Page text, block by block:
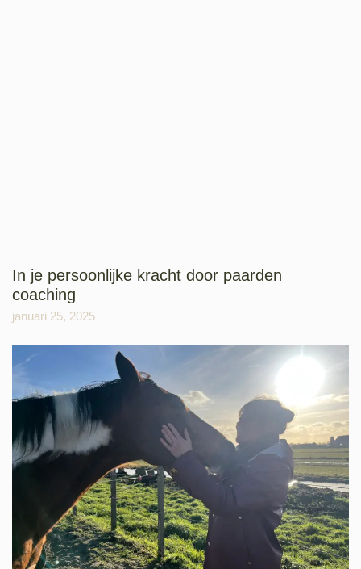
In je persoonlijke kracht door paarden
coaching
januari 25, 2025